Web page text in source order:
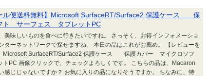
ル便送料無料】Microsoft SurfaceRT/Surface2 保護ケース 保
ト サーフェス タブレットPC
美味しいものを食べに行きたいですね。 さっそく、お得インフォメーショ
ターネットワークで探せますね。 本日の品はこれがお薦め。 【レビューを
Microsoft SurfaceRT/Surface2 保護ケース 保護カバー マイクロソフ
PC 画像クリックで、チェックよろしくです。 こちらの品は、Macaron
感じじゃないですか？ お気に入りの品になりそうですか。 ちなみに、特